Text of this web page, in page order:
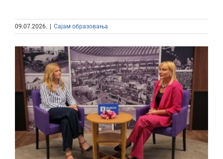
09.07.2026. Сајам образовања
Нови подкаст Београдског
сајма иза кулиса великог
културног догађаја: Сајам
књига